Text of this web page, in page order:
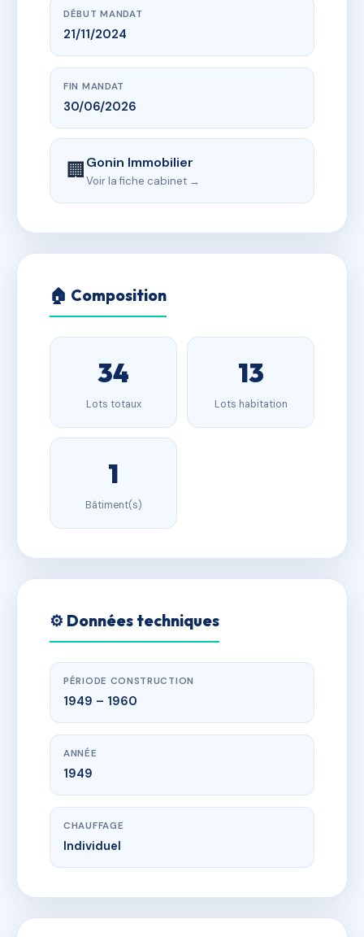
DÉBUT MANDAT
21/11/2024
FIN MANDAT
30/06/2026
🏢Gonin Immobilier
Voir la fiche cabinet →
🏠 Composition
34
Lots totaux
13
Lots habitation
1
Bâtiment(s)
⚙️ Données techniques
PÉRIODE CONSTRUCTION
1949 – 1960
ANNÉE
1949
CHAUFFAGE
Individuel